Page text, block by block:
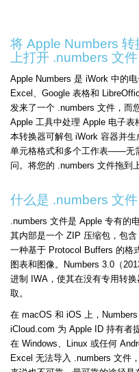
将 Apple Numbers
上打开 .numbers 文件
Apple Numbers 是 iWork 中的
Excel、Google 表格和
发来了一个 .numbers 文件，而
Apple 工具中处理 Apple 电子表
本转换器可解包 iWork 容器并
单元格格式和多个工作表——无
问。将您的 .numbers 文件拖到
什么是 .numbers 文件
.numbers 文件是 Apple 专有的
其内部是一个 ZIP 压缩包，包
一种基于 Protocol Buffers 的格
图表和图像。Numbers 3.0（
进制 IWA，使其在没有专用转
取。
在 macOS 和 iOS 上，Numbers
iCloud.com 为 Apple ID 持有者
在 Windows、Linux 或任何
Excel 无法导入 .numbers 文件